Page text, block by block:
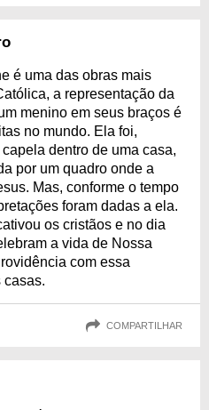
é uma das obras mais
a representação da
menino em seus braços é
no mundo. Ela foi,
dentro de uma casa,
por um quadro onde a
Mas, conforme o tempo
foram dadas a ela.
os cristãos e no dia
a vida de Nossa
com essa
casas.
COMPARTILHAR